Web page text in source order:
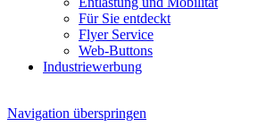
Für Sie entdeckt
Flyer Service
Web-Buttons
Industriewerbung
Navigation überspringen